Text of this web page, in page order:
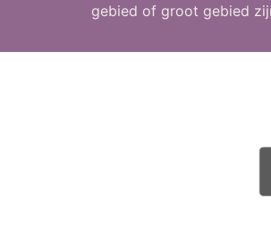
gebied of groot gebied